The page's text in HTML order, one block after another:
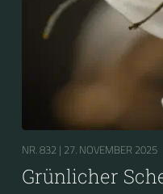
NR. 832 | 27. NOVEMBER 2025
Grünlicher